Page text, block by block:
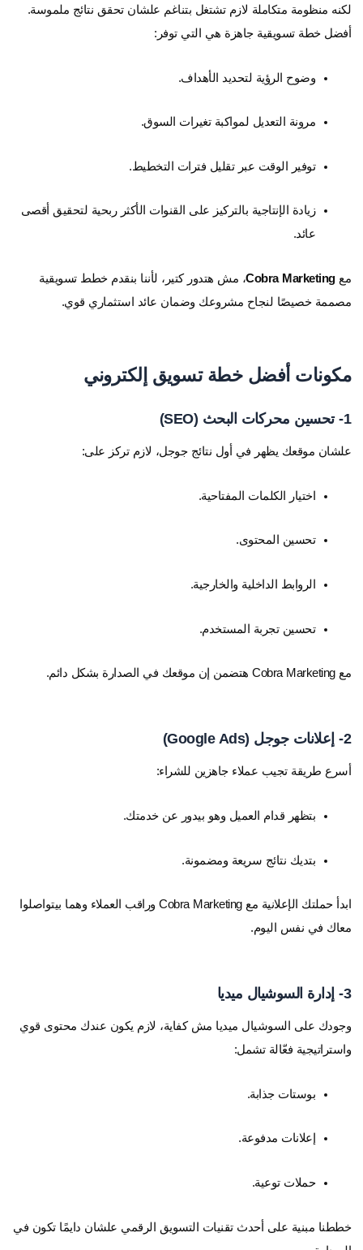
لكنه منظومة متكاملة لازم تشتغل بتناغم علشان تحقق نتائج ملموسة.
أفضل خطة تسويقية جاهزة هي التي توفر:
وضوح الرؤية لتحديد الأهداف.
مرونة التعديل لمواكبة تغيرات السوق.
توفير الوقت عبر تقليل فترات التخطيط.
زيادة الإنتاجية بالتركيز على القنوات الأكثر ربحية لتحقيق أقصى
عائد.
معCobra Marketing، مش هتدور كتير، لأننا بنقدم خطط تسويقية
مصممة خصيصًا لنجاح مشروعك وضمان عائد استثماري قوي.
مكونات أفضل خطة تسويق إلكتروني
1- تحسين محركات البحث (SEO)
علشان موقعك يظهر في أول نتائج جوجل، لازم تركز على:
اختيار الكلمات المفتاحية.
تحسين المحتوى.
الروابط الداخلية والخارجية.
تحسين تجربة المستخدم.
مع Cobra Marketing هتضمن إن موقعك في الصدارة بشكل دائم.
2- إعلانات جوجل (Google Ads)
أسرع طريقة تجيب عملاء جاهزين للشراء:
بتظهر قدام العميل وهو بيدور عن خدمتك.
بتديك نتائج سريعة ومضمونة.
ابدأ حملتك الإعلانية مع Cobra Marketing وراقب العملاء وهما بيتواصلوا
معاك في نفس اليوم.
3- إدارة السوشيال ميديا
وجودك على السوشيال ميديا مش كفاية، لازم يكون عندك محتوى قوي
واستراتيجية فعّالة تشمل:
بوستات جذابة.
إعلانات مدفوعة.
حملات توعية.
خططنا مبنية على أحدث تقنيات التسويق الرقمي علشان دايمًا تكون في